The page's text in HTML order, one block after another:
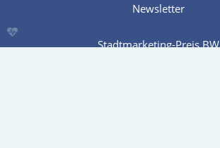
Newsletter
Stadtmarketing-Preis BW
phd
Modal